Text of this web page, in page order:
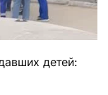
детей: